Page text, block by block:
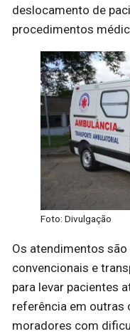
deslocamento de
procedimentos
Foto: Divulgação
Os atendimentos
convencionais e
para levar pacientes
referência em outras
moradores com